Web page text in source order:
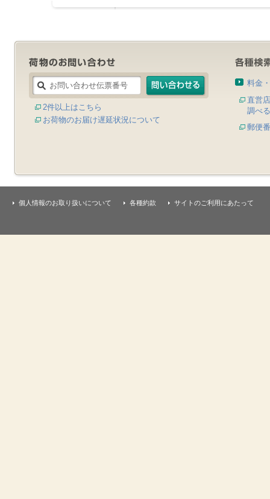
2件以上はこちら
お荷物のお届け遅延状況について
料金
直営
調べる
郵便
個人情報のお取り扱いについて 各種約款 サイトのご利用にあたって